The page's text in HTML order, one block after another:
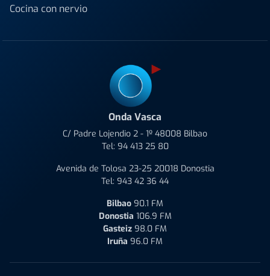
Cocina con nervio
Onda Vasca
C/ Padre Lojendio 2 - 1º 48008 Bilbao
Tel: 94 413 25 80
Avenida de Tolosa 23-25 20018 Donostia
Tel: 943 42 36 44
Bilbao 90.1 FM
Donostia 106.9 FM
Gasteiz 98.0 FM
Iruña 96.0 FM